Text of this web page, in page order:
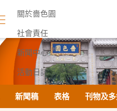
關於嗇色園
社會責任
新聞中心
活動日誌
聯絡我們
新聞稿 表格 刊物及